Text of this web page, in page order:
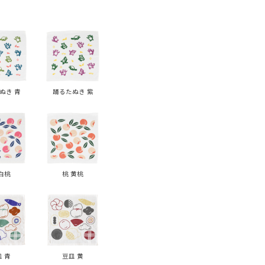
き 青 踊るたぬき 紫
桃 桃 黄桃
青 豆皿 黄